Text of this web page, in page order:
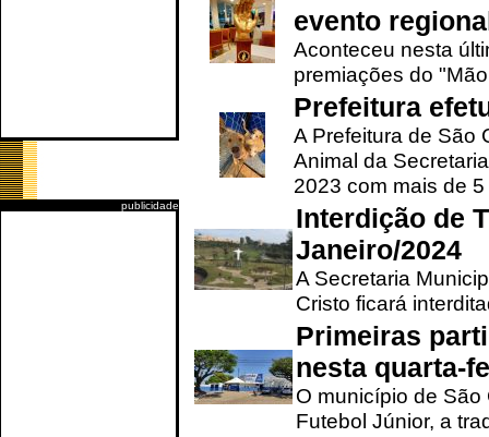
publicidade
evento
Aconteceu nesta
premiações do
Prefeitura
A Prefeitura de São
Animal da
2023 com mais de 5
Interdição de
Janeiro/2024
A Secretaria
Cristo ficará
Primeiras
nesta quarta-
O município de
Futebol Júnior, a